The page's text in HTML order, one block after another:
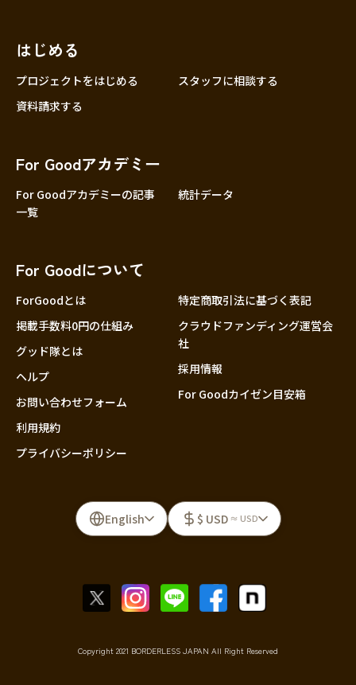
はじめる
プロジェクトをはじめる
スタッフに相談する
資料請求する
For Goodアカデミー
For Goodアカデミーの記事
一覧
統計データ
For Goodについて
ForGoodとは
掲載手数料0円の仕組み
グッド隊とは
ヘルプ
お問い合わせフォーム
利用規約
プライバシーポリシー
特定商取引法に基づく表記
クラウドファンディング運営会
社
採用情報
For Goodカイゼン目安箱
English $ USD ≈ USD
Copyright 2021 BORDERLESS JAPAN All Right Reserved